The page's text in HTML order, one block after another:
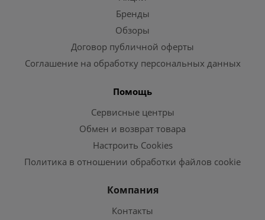
Бренды
Обзоры
Договор публичной оферты
Соглашение на обработку персональных данных
Помощь
Сервисные центры
Обмен и возврат товара
Настроить Cookies
Политика в отношении обработки файлов cookie
Компания
Контакты